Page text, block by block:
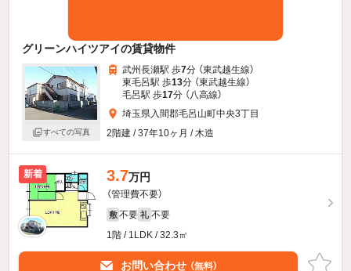
グリーンハイツアイの賃貸物件
すべての写真
武州長瀬駅 歩7分 （東武越生線）
東毛呂駅 歩13分 （東武越生線）
毛呂駅 歩17分 （八高線）
埼玉県入間郡毛呂山町中央3丁目
2階建 / 37年10ヶ月 / 木造
新着 3.7万円
（管理費不要）
敷 不要 礼 不要
1階 / 1LDK / 32.3㎡
お問い合わせ （無料）